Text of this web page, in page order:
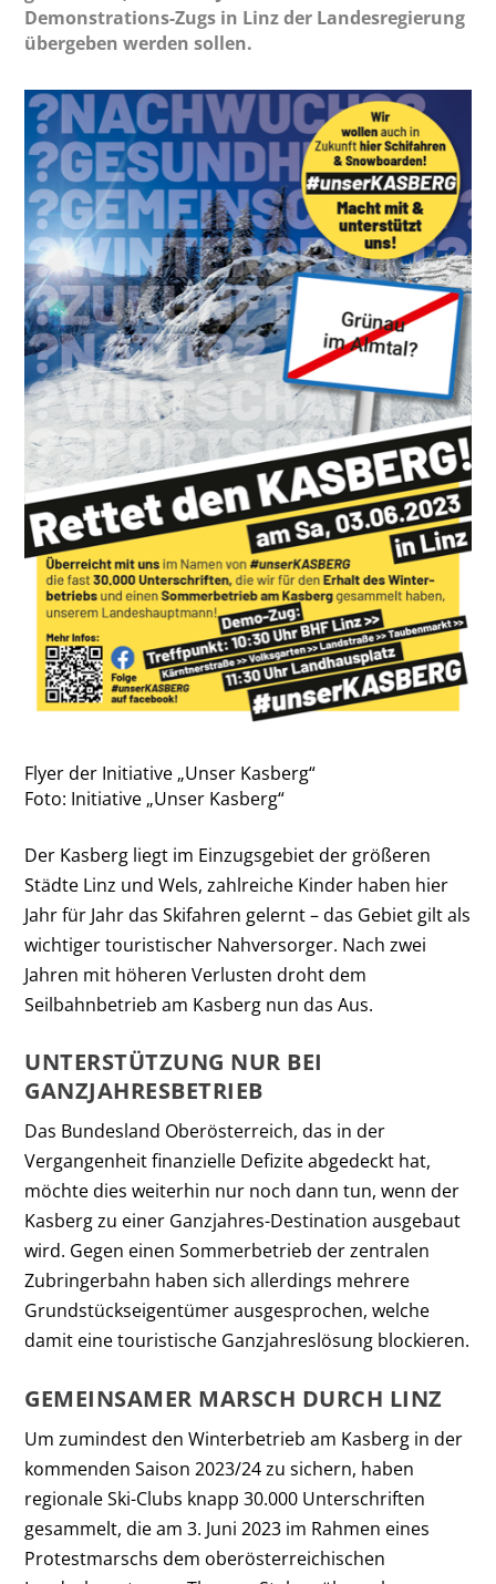
Demonstrations-Zugs in Linz der Landesregierung
übergeben werden sollen.
Flyer der Initiative „Unser Kasberg“
Foto: Initiative „Unser Kasberg“
Der Kasberg liegt im Einzugsgebiet der größeren
Städte Linz und Wels, zahlreiche Kinder haben hier
Jahr für Jahr das Skifahren gelernt – das Gebiet gilt als
wichtiger touristischer Nahversorger. Nach zwei
Jahren mit höheren Verlusten droht dem
Seilbahnbetrieb am Kasberg nun das Aus.
UNTERSTÜTZUNG NUR BEI
GANZJAHRESBETRIEB
Das Bundesland Oberösterreich, das in der
Vergangenheit finanzielle Defizite abgedeckt hat,
möchte dies weiterhin nur noch dann tun, wenn der
Kasberg zu einer Ganzjahres-Destination ausgebaut
wird. Gegen einen Sommerbetrieb der zentralen
Zubringerbahn haben sich allerdings mehrere
Grundstückseigentümer ausgesprochen, welche
damit eine touristische Ganzjahreslösung blockieren.
GEMEINSAMER MARSCH DURCH LINZ
Um zumindest den Winterbetrieb am Kasberg in der
kommenden Saison 2023/24 zu sichern, haben
regionale Ski-Clubs knapp 30.000 Unterschriften
gesammelt, die am 3. Juni 2023 im Rahmen eines
Protestmarschs dem oberösterreichischen